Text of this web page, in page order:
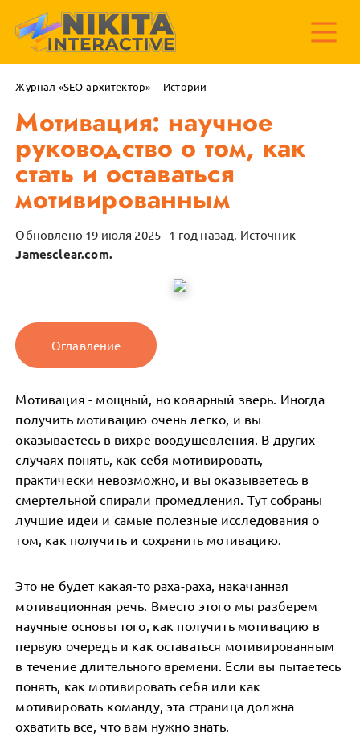
Журнал «SEO-архитектор» Истории
Мотивация: научное
руководство о том, как
стать и оставаться
мотивированным
Обновлено 19 июля 2025 - 1 год назад. Источник -
Jamesclear.com.
Оглавление
Мотивация - мощный, но коварный зверь. Иногда
получить мотивацию очень легко, и вы
оказываетесь в вихре воодушевления. В других
случаях понять, как себя мотивировать,
практически невозможно, и вы оказываетесь в
смертельной спирали промедления. Тут собраны
лучшие идеи и самые полезные исследования о
том, как получить и сохранить мотивацию.
Это не будет какая-то раха-раха, накачанная
мотивационная речь. Вместо этого мы разберем
научные основы того, как получить мотивацию в
первую очередь и как оставаться мотивированным
в течение длительного времени. Если вы пытаетесь
понять, как мотивировать себя или как
мотивировать команду, эта страница должна
охватить все, что вам нужно знать.